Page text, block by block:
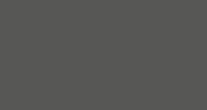
a Instrução Normativa RFB nº
disposições, altera a Instrução
2.221/24, que regulamenta o Regime
Cambial e Tributária
A nova norma dispõe que a
específica deverá ser elaborada